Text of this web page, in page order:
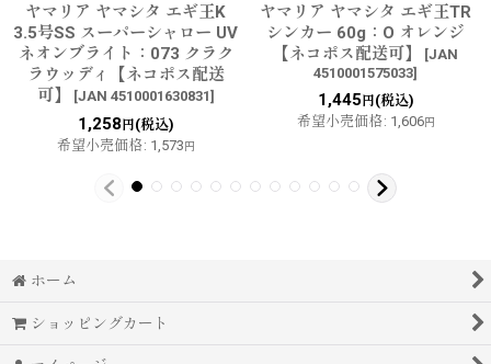
ヤマリア ヤマシタ エギ王K
3.5号SS スーパーシャロー UV
ネオンブライト：073 クラク
ラウッディ【ネコポス配送
可】
[JAN 4510001630831]
1,258 円(税込)
希望小売価格: 1,573 円
ヤマリア ヤマシタ エギ王TR
シンカー 60g：O オレンジ
【ネコポス配送可】
[JAN
4510001575033]
1,445 円(税込)
希望小売価格: 1,606円
ホーム
ショッピングカート